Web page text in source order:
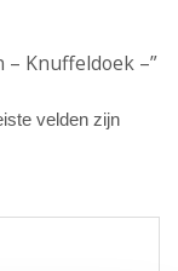
– Knuffeldoek –”
velden zijn